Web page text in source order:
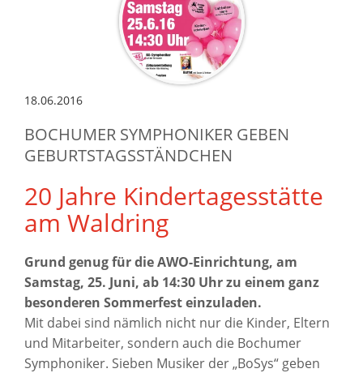
18.06.2016
BOCHUMER SYMPHONIKER GEBEN
GEBURTSTAGSSTÄNDCHEN
20 Jahre Kindertagesstätte
am Waldring
Grund genug für die AWO-Einrichtung, am
Samstag, 25. Juni, ab 14:30 Uhr zu einem ganz
besonderen Sommerfest einzuladen.
Mit dabei sind nämlich nicht nur die Kinder, Eltern
und Mitarbeiter, sondern auch die Bochumer
Symphoniker. Sieben Musiker der „BoSys“ geben